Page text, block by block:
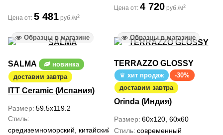
Цена от: 5 481 руб./м2
Цена от: 4 720 руб./м2
Образцы в магазине
SALMA
новинка
доставим завтра
ITT Ceramic (Испания)
Размер 59.5x119.2
Стиль
средиземноморский, китайский, ар деко
Образцы в магазине
TERRAZZO GLOSSY
хит продаж
-30%
доставим завтра
Orinda (Индия)
Размер 60x120, 60x60
Стиль современный